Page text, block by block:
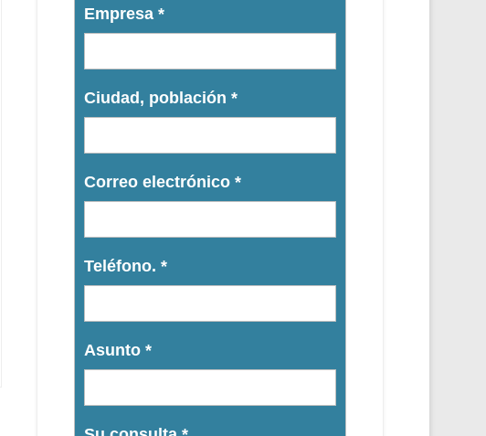
Empresa *
Ciudad, población *
Correo electrónico *
Teléfono. *
Asunto *